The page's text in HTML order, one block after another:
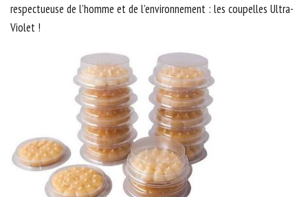
respectueuse de l’homme et de l’environnement : les coupelles Ultra-
Violet !